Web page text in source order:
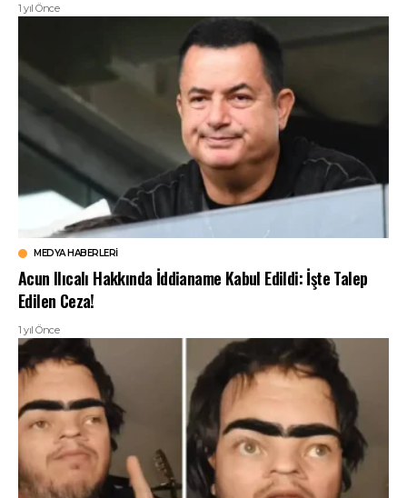
1 yıl Önce
MEDYA HABERLERI
Acun Ilıcalı Hakkında İddianame Kabul Edildi: İşte Talep
Edilen Ceza!
1 yıl Önce